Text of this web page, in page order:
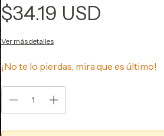
$34.19 USD
Ver más detalles
¡No te lo pierdas, mira que es último!